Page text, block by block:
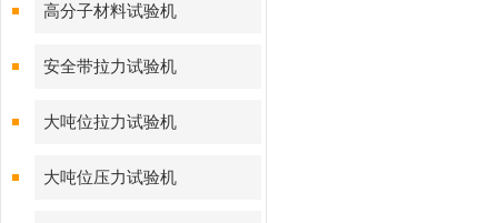
高分子材料试验机
安全带拉力试验机
大吨位拉力试验机
大吨位压力试验机